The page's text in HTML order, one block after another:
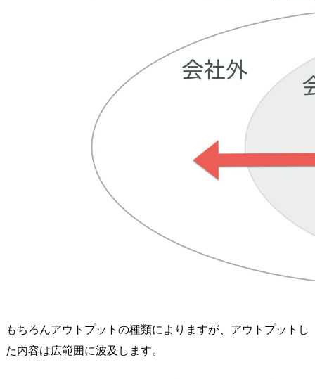
もちろんアウトプットの種類によりますが、アウトプットし
た内容は広範囲に波及します。